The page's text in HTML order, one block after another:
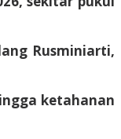
Rusminiarti,
ketahanan